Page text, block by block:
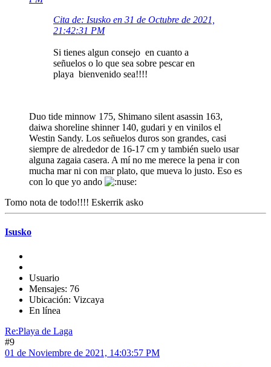
Cita de: Isusko en 31 de Octubre de 2021,
21:42:31 PM
Si tienes algun consejo en cuanto a
señuelos o lo que sea sobre pescar en
playa bienvenido sea!!!!
Duo tide minnow 175, Shimano silent asassin 163,
daiwa shoreline shinner 140, gudari y en vinilos el
Westin Sandy. Los señuelos duros son grandes, casi
siempre de alrededor de 16-17 cm y también suelo usar
alguna zagaia casera. A mí no me merece la pena ir con
mucha mar ni con mar plato, que mueva lo justo. Eso es
con lo que yo ando
Tomo nota de todo!!!! Eskerrik asko
Isusko
Usuario
Mensajes: 76
Ubicación: Vizcaya
En línea
Re:Playa de Laga
#9
01 de Noviembre de 2021, 14:03:57 PM